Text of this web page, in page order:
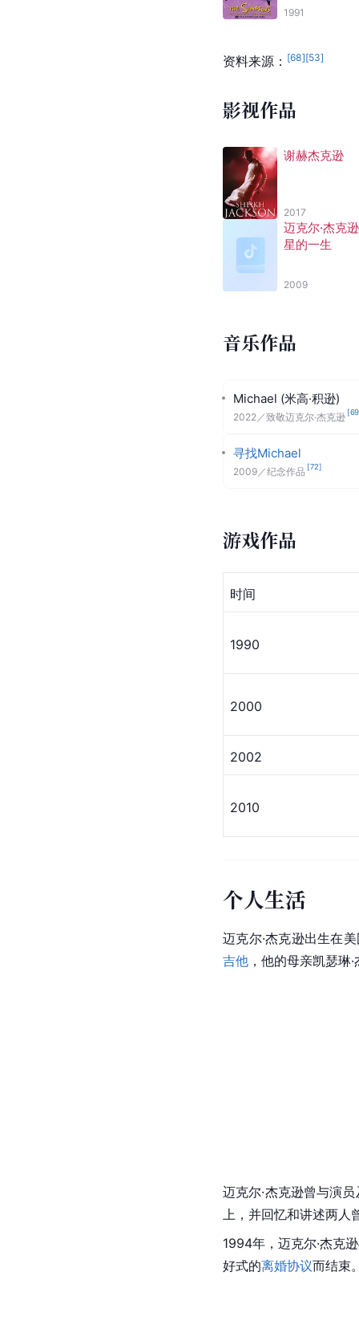
1991
资料来源： [68][53]
影视作品
谢赫杰克逊
2017
迈克尔·杰克
星的一生
2009
音乐作品
Michael (米高·积逊)
2022 ／致敬迈克尔·杰克逊 [69
寻找Michael
2009 ／纪念作品 [72]
游戏作品
时间
1990
2000
2002
2010
个人生活
迈克尔·杰克逊出生在
吉他 ，他的母亲凯瑟琳
迈克尔·杰克逊曾与演员
上，并回忆和讲述两人
1994年，迈克尔·杰克
好式的离婚协议而结束